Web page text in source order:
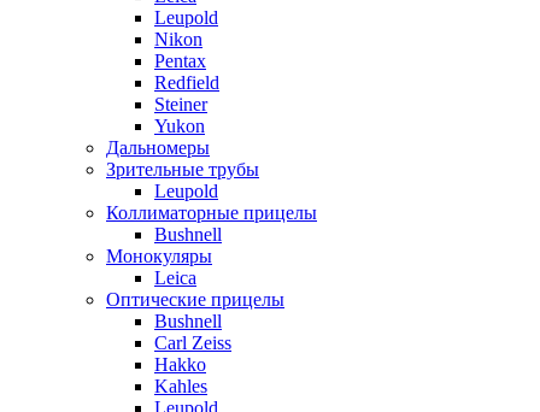
Leupold
Nikon
Pentax
Redfield
Steiner
Yukon
Дальномеры
Зрительные трубы
Leupold
Коллиматорные прицелы
Bushnell
Монокуляры
Leica
Оптические прицелы
Bushnell
Carl Zeiss
Hakko
Kahles
Leupold